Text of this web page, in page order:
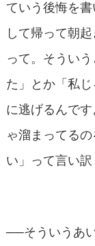
ていう後悔を
して帰って朝
って。そうい
た」とか「私
に逃げるんで
ゃ溜まってる
い」って言い訳
──そういうあ